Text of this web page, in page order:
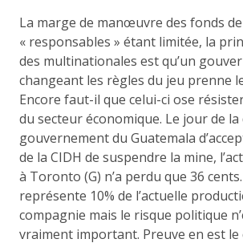
La marge de manœuvre des fonds
« responsables » étant limitée, la
des multinationales est qu’un
changeant les règles du jeu prenne
Encore faut-il que celui-ci ose
du secteur économique. Le jour de la
gouvernement du Guatemala
de la CIDH de suspendre la mine,
à Toronto (G) n’a perdu que 36
représente 10% de l’actuelle
compagnie mais le risque politique
vraiment important. Preuve en est le